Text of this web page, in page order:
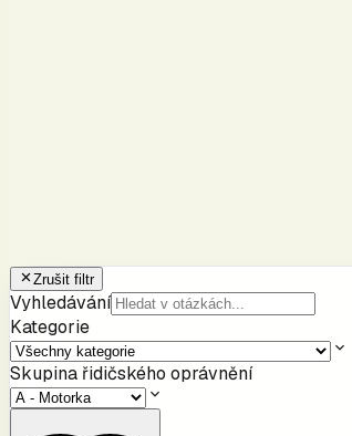
Zrušit filtr
Vyhledávání
Kategorie
Skupina řidičského oprávnění